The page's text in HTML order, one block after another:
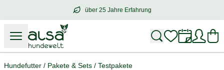
über 25 Jahre Erfahrung
über25 Jahre Erfahrung
Hundefutter / Pakete & Sets / Testpakete